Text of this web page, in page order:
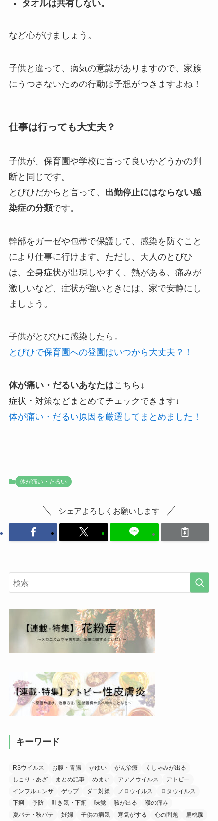
タオルは共有しない。
など心がけましょう。
子供と違って、病気の意識がありますので、家族
にうつさないための行動は予想がつきますよね！
仕事は行っても大丈夫？
子供が、保育園や学校に言って良いかどうかの判
断と同じです。
とびひだからと言って、 出勤停止にはならない感
染症の分類です。
幹部をガーゼや包帯で保護して、感染を防ぐこと
により仕事に行けます。ただし、大人のとびひ
は、全身症状が出現しやすく、熱がある、痛みが
激しいなど、症状が強いときには、家で安静にし
ましょう。
子供がとびひに感染したら↓
とびひで保育園への登園はいつから大丈夫？！
体が痛い・だるいあなたはこちら↓
症状・対策などまとめてチェックできます↓
体が痛い・だるい原因を厳選してまとめました！
体が痛い・だるい
シェアよろしくお願いします
キーワード
RSウイルス お腹・胃腸 かゆい がん治療
くしゃみが出る
しこり・あざ
まとめ記事 めまい アデノウイルス
アトピー
インフルエンザ
ゲップ ダニ対策 ノロウイルス
ロタウイルス
下痢
予防 吐き気・下痢 味覚 咳が出る
喉の痛み
夏バテ・秋バテ
妊婦 子供の病気 寒気がする 心の問題
扁桃腺